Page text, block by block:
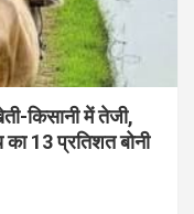
किसानी में तेजी,
13 प्रतिशत बोनी